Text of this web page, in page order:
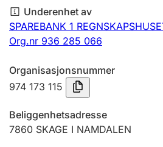
Tinglysing
Jeger
Betaling og jegeravgiftskort
Ektepaktveileder
Underenhet av
SPAREBANK 1
Org.nr 936 285 066
Organisasjonsnummer
974 173 115
Beliggenhetsadresse
7860 SKAGE I NAMDALEN